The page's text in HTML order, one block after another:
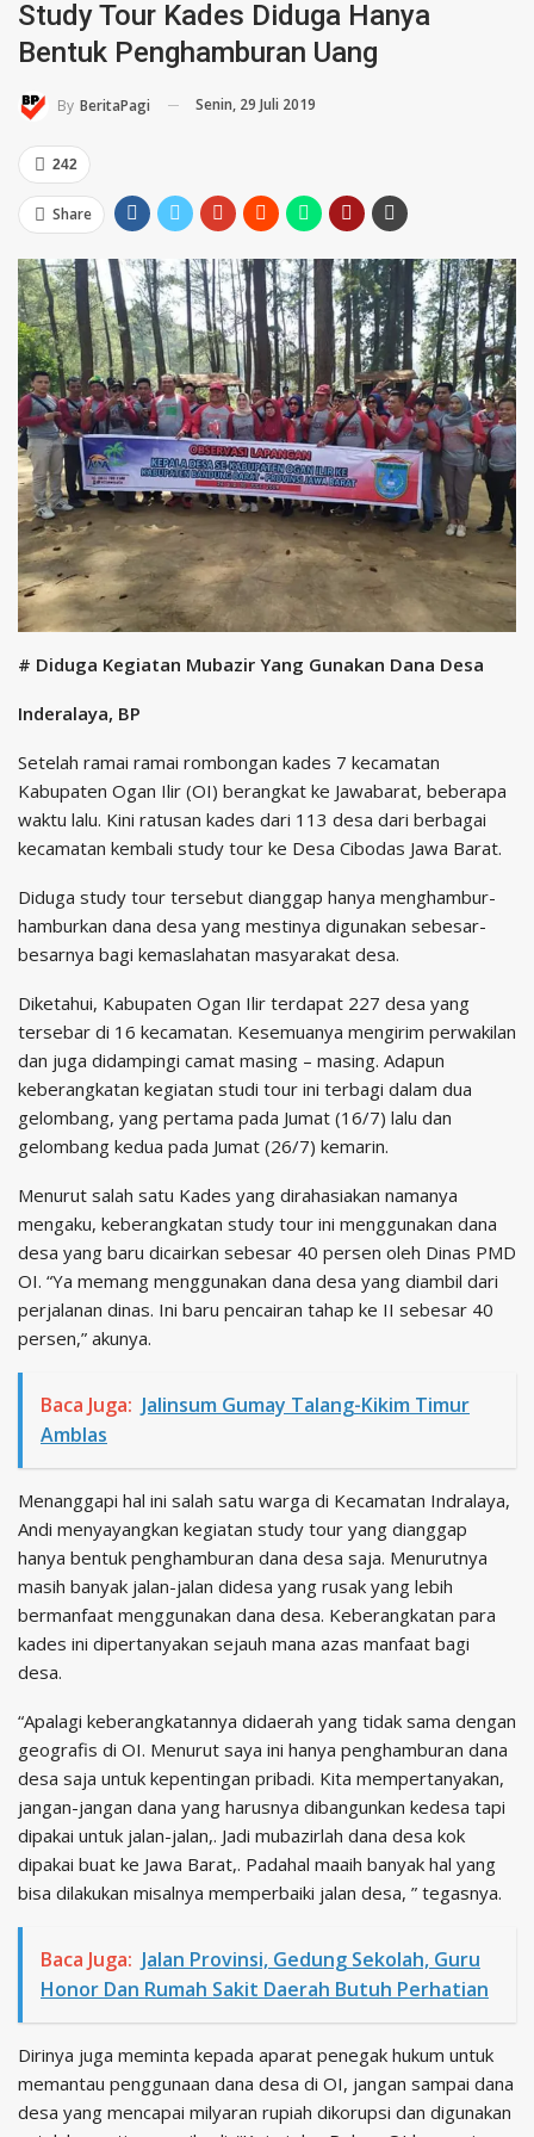
Study Tour Kades Diduga Hanya
Bentuk Penghamburan Uang
By BeritaPagi Senin, 29 Juli 2019
242
Share
# Diduga Kegiatan Mubazir Yang Gunakan Dana Desa
Inderalaya, BP
Setelah ramai ramai rombongan kades 7 kecamatan
Kabupaten Ogan Ilir (OI) berangkat ke Jawabarat, beberapa
waktu lalu. Kini ratusan kades dari 113 desa dari berbagai
kecamatan kembali study tour ke Desa Cibodas Jawa Barat.
Diduga study tour tersebut dianggap hanya menghambur-
hamburkan dana desa yang mestinya digunakan sebesar-
besarnya bagi kemaslahatan masyarakat desa.
Diketahui, Kabupaten Ogan Ilir terdapat 227 desa yang
tersebar di 16 kecamatan. Kesemuanya mengirim perwakilan
dan juga didampingi camat masing – masing. Adapun
keberangkatan kegiatan studi tour ini terbagi dalam dua
gelombang, yang pertama pada Jumat (16/7) lalu dan
gelombang kedua pada Jumat (26/7) kemarin.
Menurut salah satu Kades yang dirahasiakan namanya
mengaku, keberangkatan study tour ini menggunakan dana
desa yang baru dicairkan sebesar 40 persen oleh Dinas PMD
OI. “Ya memang menggunakan dana desa yang diambil dari
perjalanan dinas. Ini baru pencairan tahap ke II sebesar 40
persen,” akunya.
Baca Juga: Jalinsum Gumay Talang-Kikim Timur
Amblas
Menanggapi hal ini salah satu warga di Kecamatan Indralaya,
Andi menyayangkan kegiatan study tour yang dianggap
hanya bentuk penghamburan dana desa saja. Menurutnya
masih banyak jalan-jalan didesa yang rusak yang lebih
bermanfaat menggunakan dana desa. Keberangkatan para
kades ini dipertanyakan sejauh mana azas manfaat bagi
desa.
“Apalagi keberangkatannya didaerah yang tidak sama dengan
geografis di OI. Menurut saya ini hanya penghamburan dana
desa saja untuk kepentingan pribadi. Kita mempertanyakan,
jangan-jangan dana yang harusnya dibangunkan kedesa tapi
dipakai untuk jalan-jalan,. Jadi mubazirlah dana desa kok
dipakai buat ke Jawa Barat,. Padahal maaih banyak hal yang
bisa dilakukan misalnya memperbaiki jalan desa, ” tegasnya.
Baca Juga: Jalan Provinsi, Gedung Sekolah, Guru
Honor Dan Rumah Sakit Daerah Butuh Perhatian
Dirinya juga meminta kepada aparat penegak hukum untuk
memantau penggunaan dana desa di OI, jangan sampai dana
desa yang mencapai milyaran rupiah dikorupsi dan digunakan